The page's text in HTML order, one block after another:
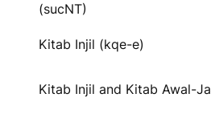
(sucNT)
Kitab Injil (kqe-e)
Kitab Injil and Kitab Awal-